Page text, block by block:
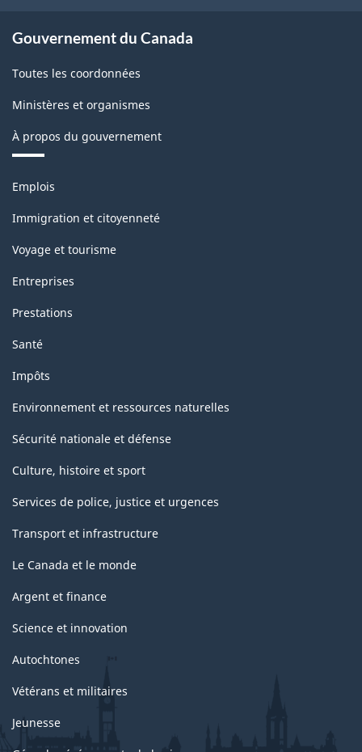
Gouvernement du Canada
Toutes les coordonnées
Ministères et organismes
À propos du gouvernement
Thèmes
sujets
Emplois
Immigration et citoyenneté
Voyage et tourisme
Entreprises
Prestations
Santé
Impôts
Environnement et ressources naturelles
Sécurité nationale et défense
Culture, histoire et sport
Services de police, justice et urgences
Transport et infrastructure
Le Canada et le monde
Argent et finance
Science et innovation
Autochtones
Vétérans et militaires
Jeunesse